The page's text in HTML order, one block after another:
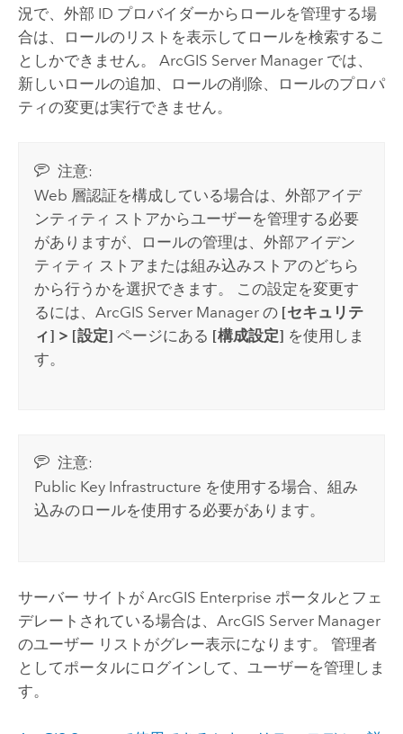
況で、外部 ID プロバイダーからロールを管理する場
合は、ロールのリストを表示してロールを検索するこ
としかできません。 ArcGIS Server Manager では、
新しいロールの追加、ロールの削除、ロールのプロパ
ティの変更は実行できません。
注意:
Web 層認証を構成している場合は、外部アイデ
ンティティ ストアからユーザーを管理する必要
がありますが、ロールの管理は、外部アイデン
ティティ ストアまたは組み込みストアのどちら
から行うかを選択できます。 この設定を変更す
るには、ArcGIS Server Manager の [セキュリテ
ィ] > [設定] ページにある [構成設定] を使用しま
す。
注意:
Public Key Infrastructure を使用する場合、組み
込みのロールを使用する必要があります。
サーバー サイトが ArcGIS Enterprise ポータルとフェ
デレートされている場合は、 ArcGIS ServerManager
のユーザー リストがグレー表示になります。 管理者
としてポータルにログインして、ユーザーを管理しま
す。